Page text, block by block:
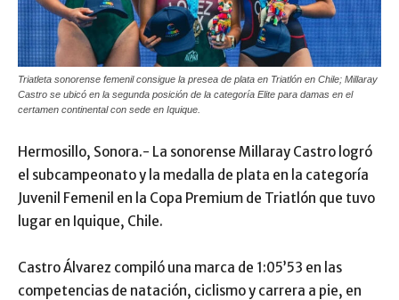
Triatleta sonorense femenil consigue la presea de plata en Triatlón en Chile; Millaray
Castro se ubicó en la segunda posición de la categoría Elite para damas en el
certamen continental con sede en Iquique.
Hermosillo, Sonora.- La sonorense Millaray Castro logró
el subcampeonato y la medalla de plata en la categoría
Juvenil Femenil en la Copa Premium de Triatlón que tuvo
lugar en Iquique, Chile.
Castro Álvarez compiló una marca de 1:05’53 en las
competencias de natación, ciclismo y carrera a pie, en